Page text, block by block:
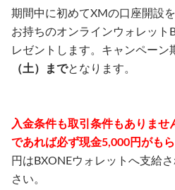
期間中に初めてXMの口座開設
お持ちのオンラインウォレット
レゼントします。キャンペーン
（土）までとなります。
入金条件も取引条件もありま
であれば必ず現金5,000円がもら
円はBXONEウォレットへ支給
さい。